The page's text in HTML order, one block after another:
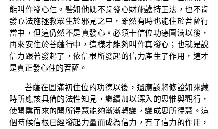
能叫作發心住。譬如他既不肯發心財施護持正法，也不肯
發心法施拯救眾生於邪見之中，雖然有時也能住於菩薩行
當中，但這仍然不是真發心。必須十信位功德圓滿以後，
再來安住於菩薩行中，這樣才能夠叫作真發心；也就是說
信力跟著發起了，依信根所發起的信力產生了作用，這才
是真正發心住的菩薩。
菩薩在圓滿初住位的功德以後，還應該將修證如來藏
時所應該具備的法性知見，繼續加以深入的思惟與觀行，
使聞熏而來的聞所得慧能夠漸漸轉變，變成思所得慧。這
個時候信根已經發起力量而成為信力，有了信力的作用，